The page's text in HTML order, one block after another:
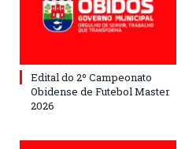
Edital do 2º Campeonato
Obidense de Futebol Master
2026